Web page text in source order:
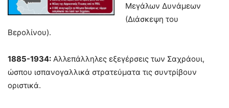
Μεγάλων Δυνάμεων
(Διάσκεψη του
Βερολίνου).
1885-1934: Αλλεπάλληλες εξεγέρσεις των Σαχράουι,
ώσπου ισπανογαλλικά στρατεύματα τις συντρίβουν
οριστικά.